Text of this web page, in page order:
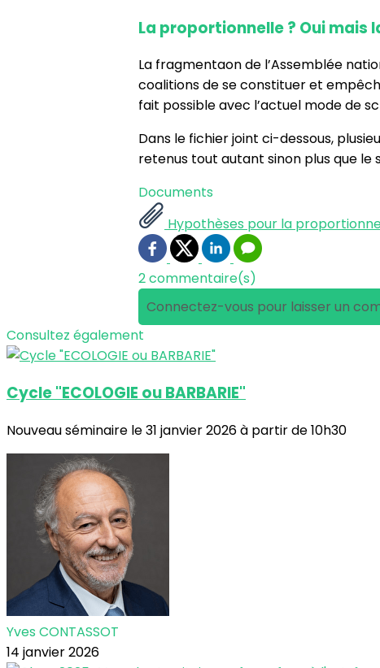
La proportionnelle ? Oui mais
La fragmentaon de l’Assemblée
coalitions de se constituer et
fait possible avec l’actuel mode de
Dans le fichier joint ci-dessous,
retenus tout autant sinon plus que
Documents
Hypothèses pour la
2 commentaire(s)
Connectez-vous pour laisser un
Consultez également
Cycle "ECOLOGIE ou BARBARIE"
Nouveau séminaire le 31 janvier 2026 à partir de 10h30
Yves CONTASSOT
14 janvier 2026